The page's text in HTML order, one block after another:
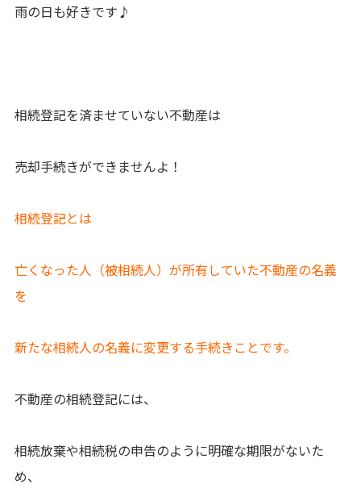
雨の日も好きです♪
相続登記を済ませていない不動産は
売却手続きができませんよ！
相続登記とは
亡くなった人（被相続人）が所有していた不動産の名義
を
新たな相続人の名義に変更する手続きことです。
不動産の相続登記には、
相続放棄や相続税の申告のように明確な期限がないた
め、